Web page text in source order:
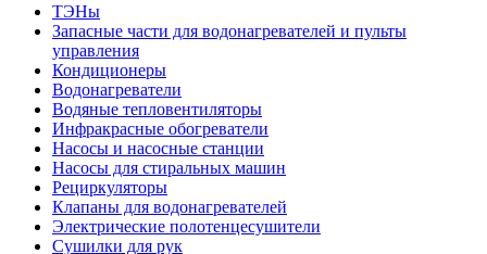
ТЭНы
Запасные части для водонагревателей и пульты
управления
Кондиционеры
Водонагреватели
Водяные тепловентиляторы
Инфракрасные обогреватели
Насосы и насосные станции
Насосы для стиральных машин
Рециркуляторы
Клапаны для водонагревателей
Электрические полотенцесушители
Сушилки для рук